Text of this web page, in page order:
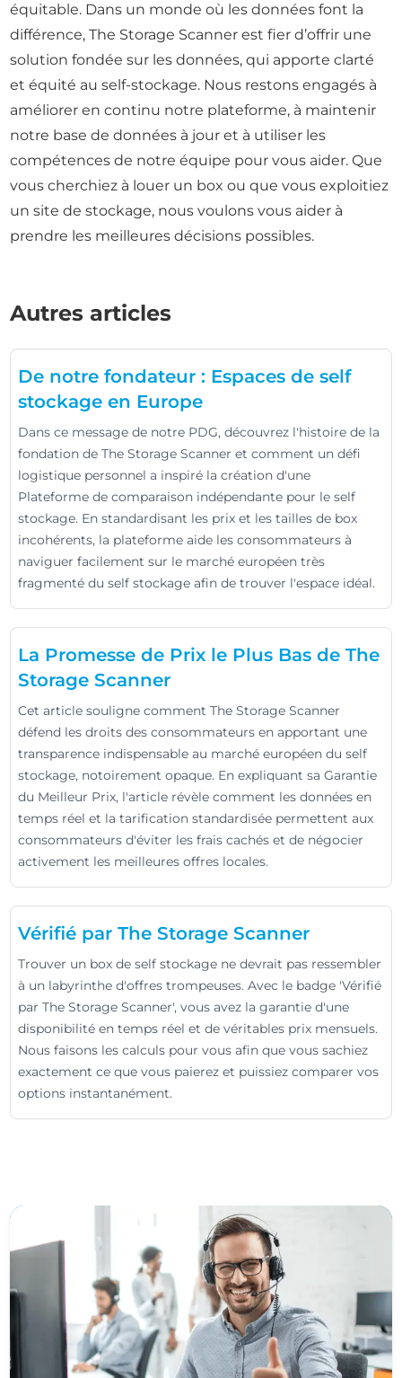
équitable. Dans un monde où les données font la
différence, The Storage Scanner est fier d’offrir une
solution fondée sur les données, qui apporte clarté
et équité au self-stockage. Nous restons engagés à
améliorer en continu notre plateforme, à maintenir
notre base de données à jour et à utiliser les
compétences de notre équipe pour vous aider. Que
vous cherchiez à louer un box ou que vous exploitiez
un site de stockage, nous voulons vous aider à
prendre les meilleures décisions possibles.
Autres articles
De notre fondateur : Espaces de self
stockage en Europe
Dans ce message de notre PDG, découvrez l'histoire de la
fondation de The Storage Scanner et comment un défi
logistique personnel a inspiré la création d'une
Plateforme de comparaison indépendante pour le self
stockage. En standardisant les prix et les tailles de box
incohérents, la plateforme aide les consommateurs à
naviguer facilement sur le marché européen très
fragmenté du self stockage afin de trouver l'espace idéal.
La Promesse de Prix le Plus Bas de The
Storage Scanner
Cet article souligne comment The Storage Scanner
défend les droits des consommateurs en apportant une
transparence indispensable au marché européen du self
stockage, notoirement opaque. En expliquant sa Garantie
du Meilleur Prix, l'article révèle comment les données en
temps réel et la tarification standardisée permettent aux
consommateurs d'éviter les frais cachés et de négocier
activement les meilleures offres locales.
Vérifié par The Storage Scanner
Trouver un box de self stockage ne devrait pas ressembler
à un labyrinthe d'offres trompeuses. Avec le badge 'Vérifié
par The Storage Scanner', vous avez la garantie d'une
disponibilité en temps réel et de véritables prix mensuels.
Nous faisons les calculs pour vous afin que vous sachiez
exactement ce que vous paierez et puissiez comparer vos
options instantanément.